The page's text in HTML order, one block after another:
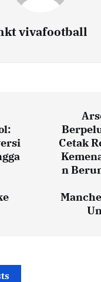
vivafootball
Cetak
n